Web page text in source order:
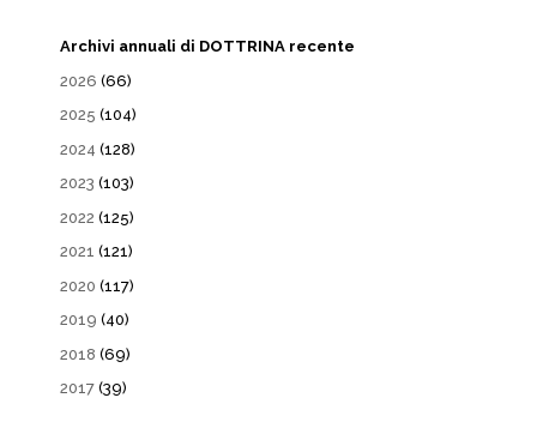
Archivi annuali di DOTTRINA recente
2026 (66)
2025 (104)
2024 (128)
2023 (103)
2022 (125)
2021 (121)
2020 (117)
2019 (40)
2018 (69)
2017 (39)